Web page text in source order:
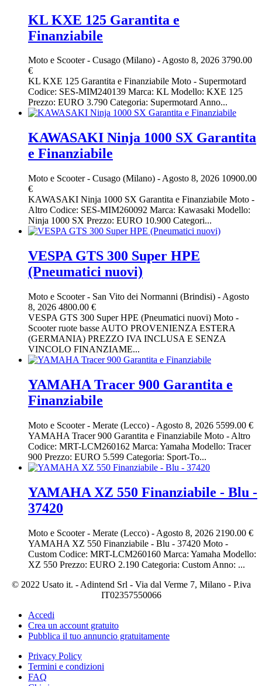
KL KXE 125 Garantita e
Finanziabile
Moto e Scooter- Cusago (Milano) -Agosto 8, 2026 3790.00
€
KL KXE 125 Garantita e Finanziabile Moto - Supermotard
Codice: SES-MIM240139 Marca: KL Modello: KXE 125
Prezzo: EURO 3.790 Categoria: Supermotard Anno...
KAWASAKI Ninja 1000 SX Garantita
e Finanziabile
Moto e Scooter- Cusago (Milano) - Agosto 8, 2026 10900.00
€
KAWASAKI Ninja 1000 SX Garantita e Finanziabile Moto -
Altro Codice: SES-MIM260092 Marca: Kawasaki Modello:
Ninja 1000 SX Prezzo: EURO 10.900 Categori...
VESPA GTS 300 Super HPE
(Pneumatici nuovi)
Moto e Scooter- San Vito dei Normanni (Brindisi) - Agosto
8, 2026 4800.00 €
VESPA GTS 300 Super HPE (Pneumatici nuovi) Moto -
Scooter ruote basse AUTO PROVENIENZA ESTERA
(GERMANIA) PREZZO IVA INCLUSA E SENZA
VINCOLO FINANZIAME...
YAMAHA Tracer 900 Garantita e
Finanziabile
Moto e Scooter- Merate (Lecco) - Agosto 8, 2026 5599.00 €
YAMAHA Tracer 900 Garantita e Finanziabile Moto - Altro
Codice: MRT-LCM260162 Marca: Yamaha Modello: Tracer
900 Prezzo: EURO 5.599 Categoria: Sport-To...
YAMAHA XZ 550 Finanziabile - Blu -
37420
Moto e Scooter- Merate (Lecco) - Agosto 8, 2026 2190.00 €
YAMAHA XZ 550 Finanziabile - Blu - 37420 Moto -
Custom Codice: MRT-LCM260160 Marca: Yamaha Modello:
XZ 550 Prezzo: EURO 2.190 Categoria: Custom Anno: ...
© 2022 Usato it. - Adintend Srl - Via dal Verme 7, Milano - P.iva
IT02357550066
Accedi
Crea un account gratuito
Pubblica il tuo annuncio gratuitamente
Privacy Policy
Termini e condizioni
FAQ